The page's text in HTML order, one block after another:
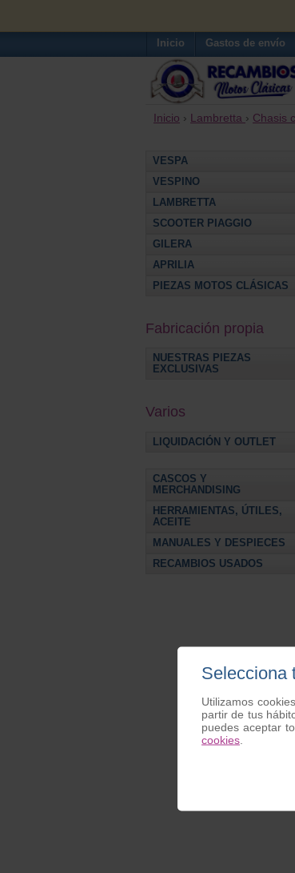
Inicio Gastos de envío
Inicio › Lambretta › Chasis
VESPA
VESPINO
LAMBRETTA
SCOOTER PIAGGIO
GILERA
APRILIA
PIEZAS MOTOS CLÁSICAS
Fabricación propia
NUESTRAS PIEZAS
EXCLUSIVAS
Varios
LIQUIDACIÓN Y OUTLET
CASCOS Y
MERCHANDISING
HERRAMIENTAS, ÚTILES,
ACEITE
MANUALES Y DESPIECES
RECAMBIOS USADOS
Selecciona
Utilizamos
partir de tus
puedes aceptar
cookies